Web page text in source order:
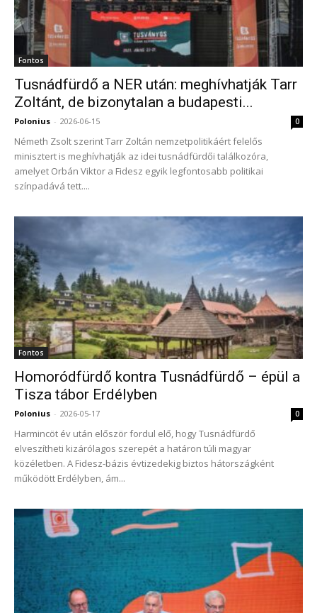
Fontos
Tusnádfürdő a NER után: meghívhatják Tarr
Zoltánt, de bizonytalan a budapesti...
Polonius - 2026-06-15 0
Németh Zsolt szerint Tarr Zoltán nemzetpolitikáért felelős
minisztert is meghívhatják az idei tusnádfürdői találkozóra,
amelyet Orbán Viktor a Fidesz egyik legfontosabb politikai
színpadává tett....
Fontos
Homoródfürdő kontra Tusnádfürdő – épül a
Tisza tábor Erdélyben
Polonius - 2026-05-17 0
Harmincöt év után először fordul elő, hogy Tusnádfürdő
elveszítheti kizárólagos szerepét a határon túli magyar
közéletben. A Fidesz-bázis évtizedekig biztos hátországként
működött Erdélyben, ám...